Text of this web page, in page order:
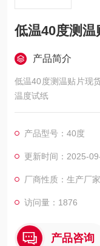
低温40度测温
产品简介
低温40度测温贴片现
温度试纸
产品型号：40度
更新时间：2025-
厂商性质：生产厂家
访问量：1876
产品咨询